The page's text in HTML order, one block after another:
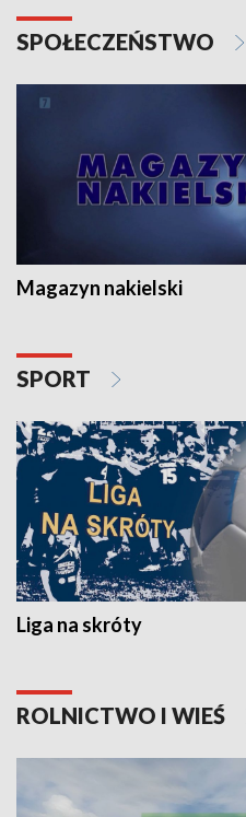
SPOŁECZEŃSTWO
Magazyn nakielski
SPORT
Liga na skróty
ROLNICTWO I WIEŚ